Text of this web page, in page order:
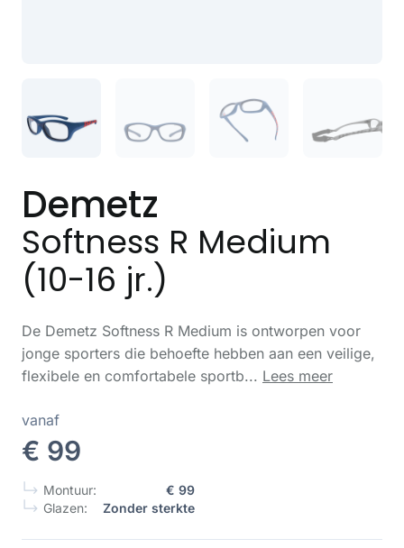
Demetz
Softness R Medium
(10-16 jr.)
De Demetz Softness R Medium is ontworpen voor
jonge sporters die behoefte hebben aan een veilige,
flexibele en comfortabele sportb... Lees meer
vanaf
€ 99
Montuur:
€ 99
Glazen:
Zonder sterkte